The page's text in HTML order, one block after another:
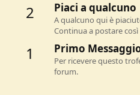
2 Piaci a qualcuno
A qualcuno qui è
Continua a postare
1 Primo
Per ricevere questo
forum.